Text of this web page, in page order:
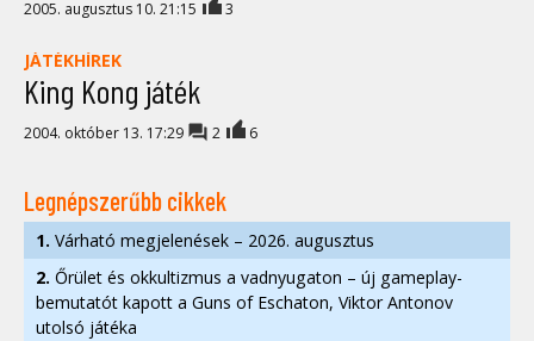
2005. augusztus 10. 21:15 3
JÁTÉKHÍREK
King Kong játék
2004. október 13. 17:29 2 6
Legnépszerűbb cikkek
1. Várható megjelenések – 2026. augusztus
2. Őrület és okkultizmus a vadnyugaton – új gameplay-
bemutatót kapott a Guns of Eschaton, Viktor Antonov
utolsó játéka